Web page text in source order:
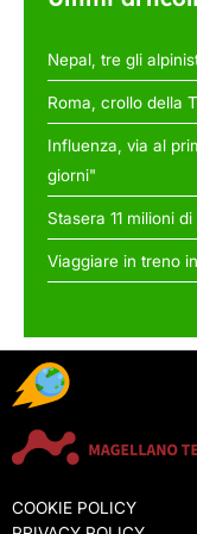
Nepal, tre gli
Roma, crollo della
Influenza, via al
giorni"
Stasera 11 milioni
Viaggiare in treno
COOKIE POLICY